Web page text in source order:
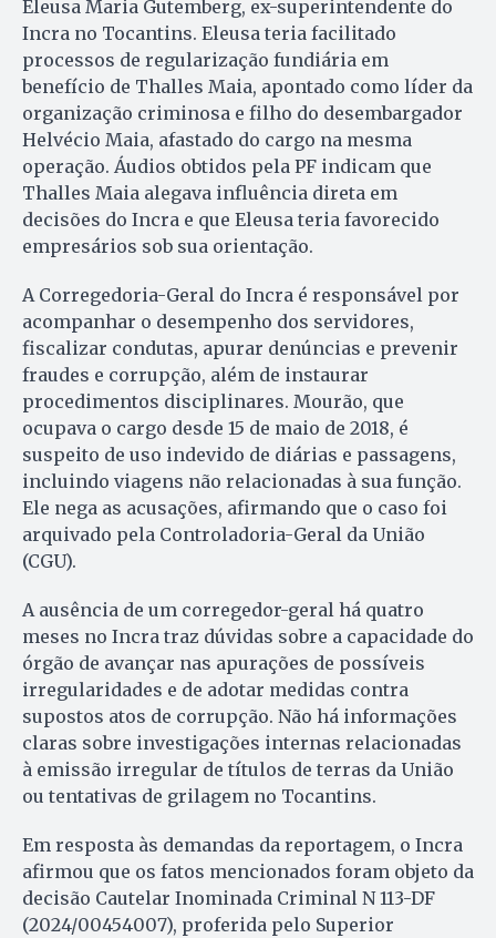
Eleusa Maria Gutemberg, ex-superintendente do
Incra no Tocantins. Eleusa teria facilitado
processos de regularização fundiária em
benefício de Thalles Maia, apontado como líder da
organização criminosa e filho do desembargador
Helvécio Maia, afastado do cargo na mesma
operação. Áudios obtidos pela PF indicam que
Thalles Maia alegava influência direta em
decisões do Incra e que Eleusa teria favorecido
empresários sob sua orientação.
A Corregedoria-Geral do Incra é responsável por
acompanhar o desempenho dos servidores,
fiscalizar condutas, apurar denúncias e prevenir
fraudes e corrupção, além de instaurar
procedimentos disciplinares. Mourão, que
ocupava o cargo desde 15 de maio de 2018, é
suspeito de uso indevido de diárias e passagens,
incluindo viagens não relacionadas à sua função.
Ele nega as acusações, afirmando que o caso foi
arquivado pela Controladoria-Geral da União
(CGU).
A ausência de um corregedor-geral há quatro
meses no Incra traz dúvidas sobre a capacidade do
órgão de avançar nas apurações de possíveis
irregularidades e de adotar medidas contra
supostos atos de corrupção. Não há informações
claras sobre investigações internas relacionadas
à emissão irregular de títulos de terras da União
ou tentativas de grilagem no Tocantins.
Em resposta às demandas da reportagem, o Incra
afirmou que os fatos mencionados foram objeto da
decisão Cautelar Inominada Criminal N 113-DF
(2024/00454007), proferida pelo Superior